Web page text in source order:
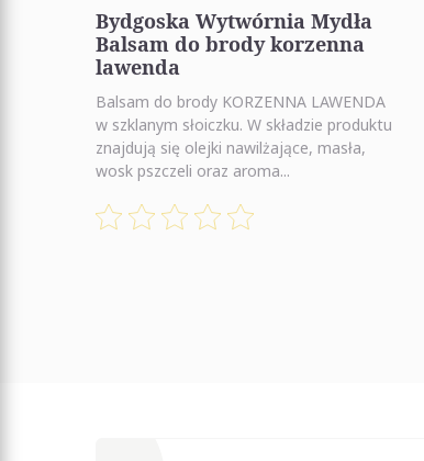
Bydgoska Wytwórnia Mydła
Balsam do brody korzenna
lawenda
Balsam do brody KORZENNA LAWENDA
w szklanym słoiczku. W składzie produktu
znajdują się olejki nawilżające, masła,
wosk pszczeli oraz aroma...